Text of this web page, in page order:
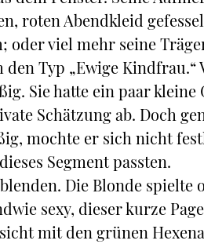
roten Abendkleid
oder viel mehr seine
Typ „Ewige Kindfrau.“
Sie hatte ein paar kleine
Schätzung ab. Doch
mochte er sich nicht
Segment passten.
Die Blonde spielte
sexy, dieser kurze
mit den grünen